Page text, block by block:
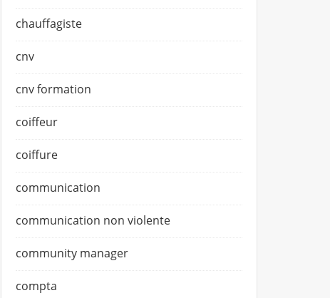
chauffagiste
cnv
cnv formation
coiffeur
coiffure
communication
communication non violente
community manager
compta